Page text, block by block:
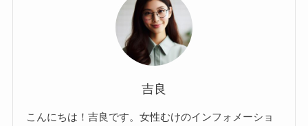
吉良
こんにちは！吉良です。女性むけのインフォメーショ